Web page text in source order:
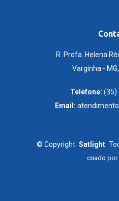
R. Profa. Helena
Varginha -
Telefone: (35)
Email:
© Copyright Satlight
criado por